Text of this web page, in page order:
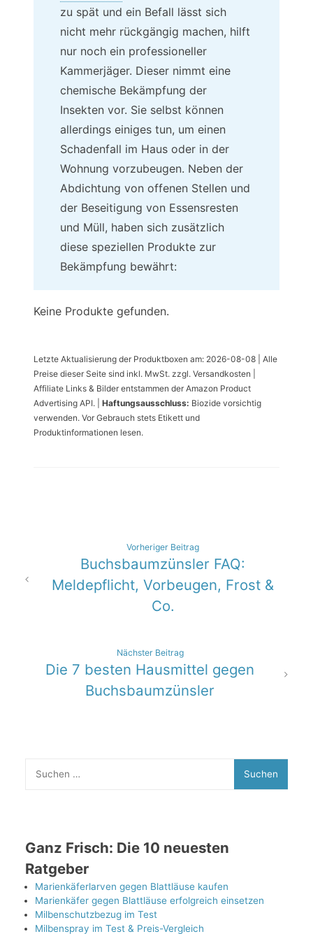
zu spät und ein Befall lässt sich
nicht mehr rückgängig machen, hilft
nur noch ein professioneller
Kammerjäger. Dieser nimmt eine
chemische Bekämpfung der
Insekten vor. Sie selbst können
allerdings einiges tun, um einen
Schadenfall im Haus oder in der
Wohnung vorzubeugen. Neben der
Abdichtung von offenen Stellen und
der Beseitigung von Essensresten
und Müll, haben sich zusätzlich
diese speziellen Produkte zur
Bekämpfung bewährt:
Keine Produkte gefunden.
Letzte Aktualisierung der Produktboxen am: 2026-08-08 | Alle
Preise dieser Seite sind inkl. MwSt. zzgl. Versandkosten |
Affiliate Links & Bilder entstammen der Amazon Product
Advertising API. | Haftungsausschluss: Biozide vorsichtig
verwenden. Vor Gebrauch stets Etikett und
Produktinformationen lesen.
Beitragsnavigation
Vorheriger Beitrag
Buchsbaumzünsler FAQ:
Meldepflicht, Vorbeugen, Frost &
Co.
Nächster Beitrag
Die 7 besten Hausmittel gegen
Buchsbaumzünsler
nach:
Ganz Frisch: Die 10 neuesten
Ratgeber
Marienkäferlarven gegen Blattläuse kaufen
Marienkäfer gegen Blattläuse erfolgreich einsetzen
Milbenschutzbezug im Test
Milbenspray im Test & Preis-Vergleich